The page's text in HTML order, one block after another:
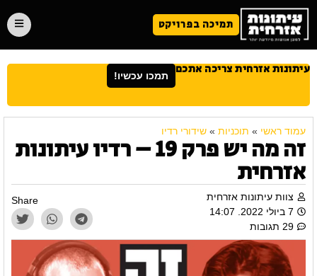
תמיכה בפרויקט
עיתונות אזרחית צריכה אתכם תמכו עכשיו!
עמוד ראשי » תוכניות » שידורי רדיו
זה מה יש פרק 19 – רדיו עיתונות
אזרחית
צוות עיתונות אזרחית
7 ביולי 2022. 14:07
29 תגובות
Share